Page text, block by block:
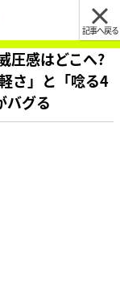
記事へ戻る
圧感はどこへ?
さ」と「唸る4
バグる